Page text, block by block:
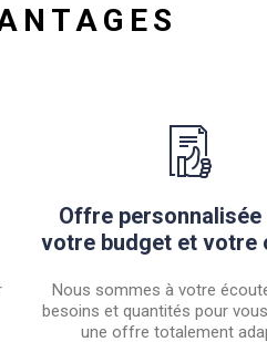
Offre personnalisée
votre budget et votre
Nous sommes à votre
besoins et quantités pour
une offre totalement